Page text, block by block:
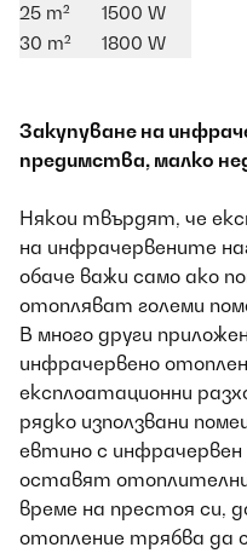
25 m²
1500 W
30 m²
1800 W
Закупуване на
предимства, малко
Някои твърдят, че
на инфрачервените
обаче важи само ако
отопляват големи
В много други
инфрачервено
експлоатационни
рядко използвани
евтино с
оставят
време на престоя си,
отопление трябва да